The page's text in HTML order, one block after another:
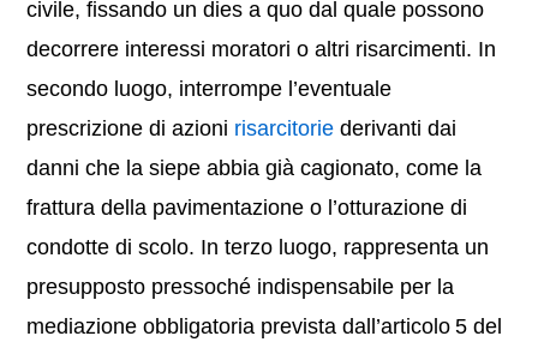
civile, fissando un dies a quo dal quale possono
decorrere interessi moratori o altri risarcimenti. In
secondo luogo, interrompe l’eventuale
prescrizione di azioni risarcitorie derivanti dai
danni che la siepe abbia già cagionato, come la
frattura della pavimentazione o l’otturazione di
condotte di scolo. In terzo luogo, rappresenta un
presupposto pressoché indispensabile per la
mediazione obbligatoria prevista dall’articolo 5 del